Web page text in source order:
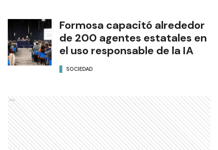
Formosa capacitó alrededor
de 200 agentes estatales en
el uso responsable de la IA
SOCIEDAD
Ads